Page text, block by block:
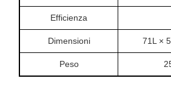
Efficienza
Dimensioni 71L ×
Peso